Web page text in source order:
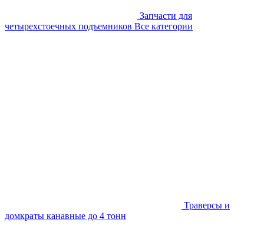
Запчасти для
четырехстоечных подъемников Все категории
Траверсы и
домкраты канавные до 4 тонн